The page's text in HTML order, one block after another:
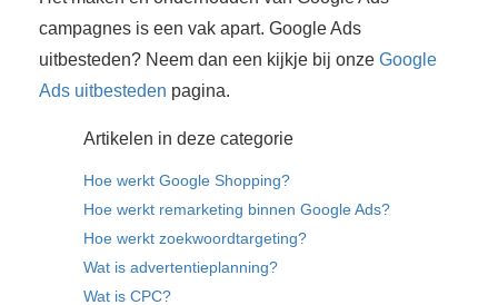
campagnes is een vak apart. Google Ads
uitbesteden? Neem dan een kijkje bij onze Google
Ads uitbesteden pagina.
Artikelen in deze categorie
Hoe werkt Google Shopping?
Hoe werkt remarketing binnen Google Ads?
Hoe werkt zoekwoordtargeting?
Wat is advertentieplanning?
Wat is CPC?